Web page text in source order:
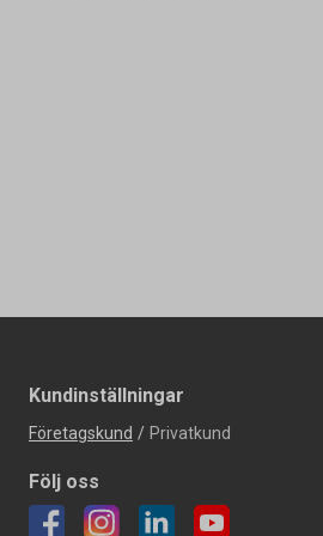
Kundinställningar
Företagskund / Privatkund
Följ oss